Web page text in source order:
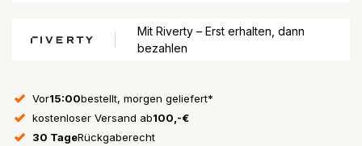
Mit Riverty – Erst erhalten, dann
bezahlen
Vor15:00bestellt, morgen geliefert*
kostenloser Versand ab100,-€
30 TageRückgaberecht